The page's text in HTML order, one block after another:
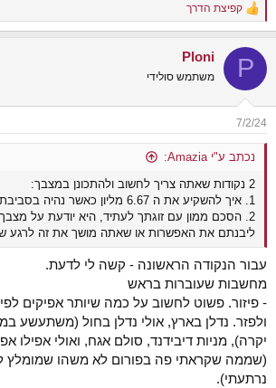
R
e
c
i
s
:
קפיצת הדרך
P
Ploni
משתמש סולידי
7/2/24
נכתב ע"י Amazia:
2 נקודות שאתה צריך לחשוב ולהתכונן במצבך:
1. איך להשקיע את ה 6.67 מליון כאשר נהיה בסביבת רבית 0.
2. הסכם ממון עם זוגתך לעתיד, היא יודעת על
ליבנתם את האפשרות או שאתה מושך את זה לרגע
עבור הנקודה הראשונה - קשה לי לדעת.
מחשבות שעוברות בראש
- פיזור. פשוט לחשוב על כמה שיותר אפיקים לפי
ולפזר. נדלן בארץ, אולי נדלן בחול (משתעשע
יקרה), מניות דיבידנד, סולם אגח, ואולי אפילו
(שממה שקראתי פה בפורום לא משהו שמומלץ
נרתעתי).